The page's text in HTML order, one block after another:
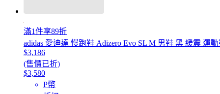
滿1件享89折
adidas 愛迪達 慢跑鞋 Adizero Evo SL M 男鞋 黑 緩震 運動
$3,186
(售價已折)
$3,580
P幣